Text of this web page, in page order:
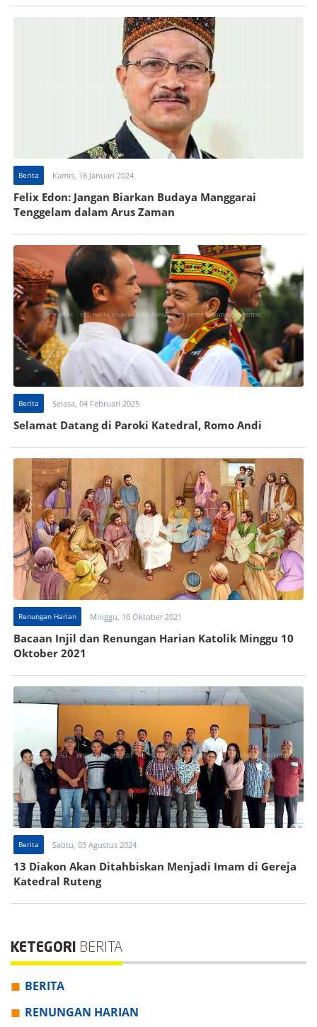
Berita Kamis, 18 Januari 2024
Felix Edon: Jangan Biarkan Budaya Manggarai
Tenggelam dalam Arus Zaman
Berita Selasa, 04 Februari 2025
Selamat Datang di Paroki Katedral, Romo Andi
Renungan Harian Minggu, 10 Oktober 2021
Bacaan Injil dan Renungan Harian Katolik Minggu 10
Oktober 2021
Berita Sabtu, 03 Agustus 2024
13 Diakon Akan Ditahbiskan Menjadi Imam di Gereja
Katedral Ruteng
KETEGORI BERITA
BERITA
RENUNGAN HARIAN